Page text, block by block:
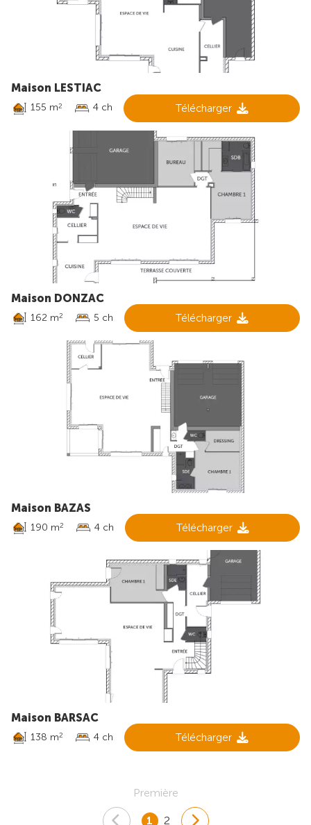
Maison LESTIAC
155 m2 4 ch Télécharger
Maison DONZAC
162 m2 5 ch Télécharger
Maison BAZAS
190 m2 4 ch Télécharger
Maison BARSAC
138 m2 4 ch Télécharger
Première
1 2